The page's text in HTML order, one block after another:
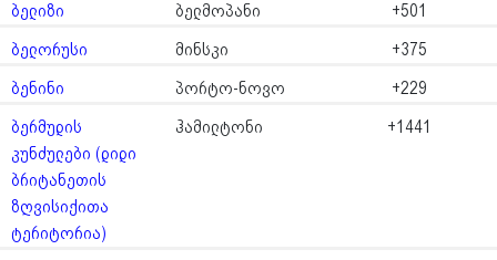
ბელიზი
ბელმოპანი
+501
ბელორუსი
მინსკი
+375
ბენინი
პორტო-ნოვო
+229
ბერმუდის
კუნძულები (დიდი
ბრიტანეთის
ზღვისიქითა
ტერიტორია)
ჰამილტონი +1441